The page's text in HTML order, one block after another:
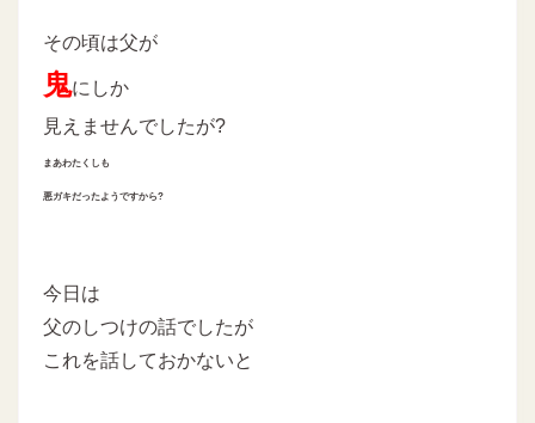
その頃は父が
鬼にしか
見えませんでしたが?
まあわたくしも
悪ガキだったようですから?
今日は
父のしつけの話でしたが
これを話しておかないと